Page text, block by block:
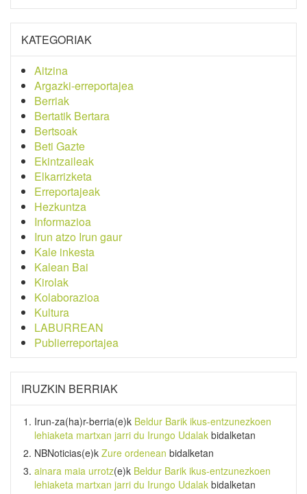
KATEGORIAK
Aitzina
Argazki-erreportajea
Berriak
Bertatik Bertara
Bertsoak
Beti Gazte
Ekintzaileak
Elkarrizketa
Erreportajeak
Hezkuntza
Informazioa
Irun atzo Irun gaur
Kale inkesta
Kalean Bai
Kirolak
Kolaborazioa
Kultura
LABURREAN
Publierreportajea
IRUZKIN BERRIAK
Irun-za(ha)r-berria(e)k Beldur Barik ikus-entzunezkoen
lehiaketa martxan jarri du Irungo Udalak bidalketan
NBNoticias(e)k Zure ordenean bidalketan
ainara maia urrotz(e)k Beldur Barik ikus-entzunezkoen
lehiaketa martxan jarri du Irungo Udalak bidalketan